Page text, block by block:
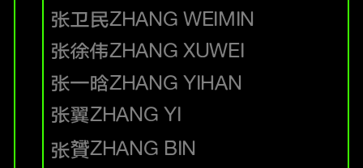
张卫民ZHANG WEIMIN
张徐伟ZHANG XUWEI
张一晗ZHANG YIHAN
张翼ZHANG YI
张贇ZHANG BIN